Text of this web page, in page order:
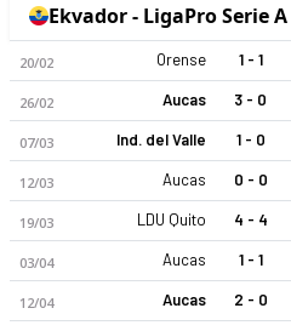
Ekvador - LigaPro Serie A
20/02 Orense 1 - 1
26/02 Aucas 3 - 0
07/03 Ind. del Valle 1 - 0
12/03 Aucas 0 - 0
19/03 LDU Quito 4 - 4
03/04 Aucas 1 - 1
12/04 Aucas 2 - 0